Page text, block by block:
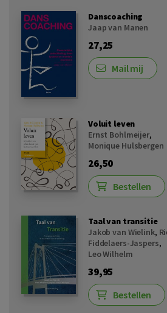
Danscoaching
Jaap van Manen
27,25
Mail mij
Voluit leven
Ernst Bohlmeijer,
Monique Hulsbergen
26,50
Bestellen
Taal van transitie
Jakob van Wielink,
Fiddelaers-Jaspers,
Leo Wilhelm
39,95
Bestellen